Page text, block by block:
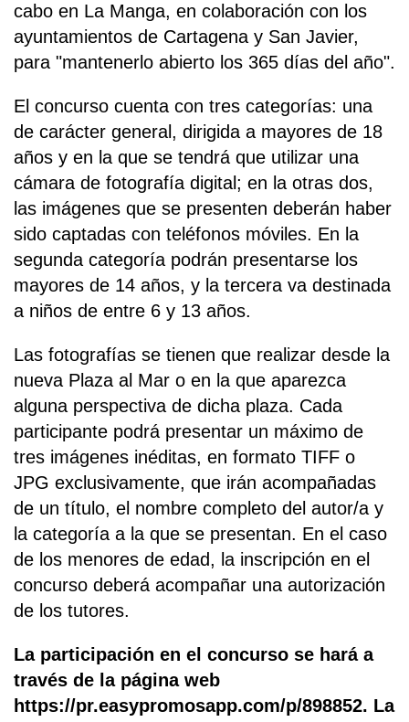
cabo en La Manga, en colaboración con los
ayuntamientos de Cartagena y San Javier,
para "mantenerlo abierto los 365 días del año".
El concurso cuenta con tres categorías: una
de carácter general, dirigida a mayores de 18
años y en la que se tendrá que utilizar una
cámara de fotografía digital; en la otras dos,
las imágenes que se presenten deberán haber
sido captadas con teléfonos móviles. En la
segunda categoría podrán presentarse los
mayores de 14 años, y la tercera va destinada
a niños de entre 6 y 13 años.
Las fotografías se tienen que realizar desde la
nueva Plaza al Mar o en la que aparezca
alguna perspectiva de dicha plaza. Cada
participante podrá presentar un máximo de
tres imágenes inéditas, en formato TIFF o
JPG exclusivamente, que irán acompañadas
de un título, el nombre completo del autor/a y
la categoría a la que se presentan. En el caso
de los menores de edad, la inscripción en el
concurso deberá acompañar una autorización
de los tutores.
La participación en el concurso se hará a
través de la página web
https://pr.easypromosapp.com/p/898852. La